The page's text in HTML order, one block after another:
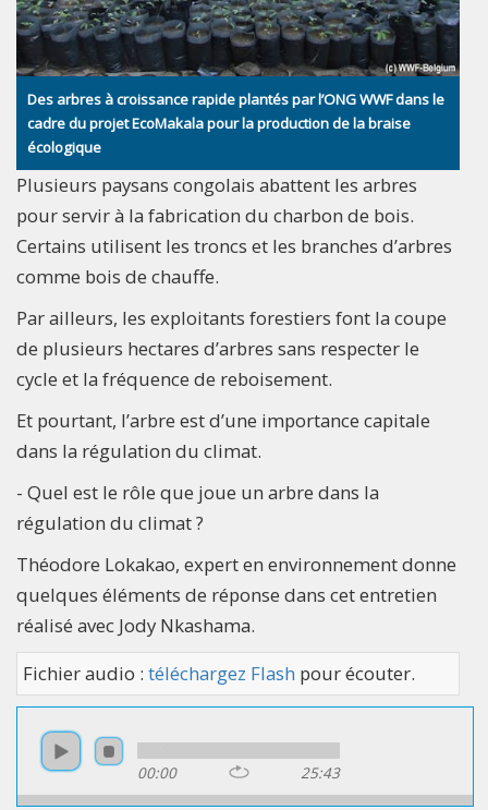
Des arbres à croissance rapide plantés par l’ONG WWF dans le
cadre du projet EcoMakala pour la production de la braise
écologique
Plusieurs paysans congolais abattent les arbres
pour servir à la fabrication du charbon de bois.
Certains utilisent les troncs et les branches d’arbres
comme bois de chauffe.
Par ailleurs, les exploitants forestiers font la coupe
de plusieurs hectares d’arbres sans respecter le
cycle et la fréquence de reboisement.
Et pourtant, l’arbre est d’une importance capitale
dans la régulation du climat.
- Quel est le rôle que joue un arbre dans la
régulation du climat ?
Théodore Lokakao, expert en environnement donne
quelques éléments de réponse dans cet entretien
réalisé avec Jody Nkashama.
Fichier audio : téléchargez Flash pour écouter.
00:00 25:43